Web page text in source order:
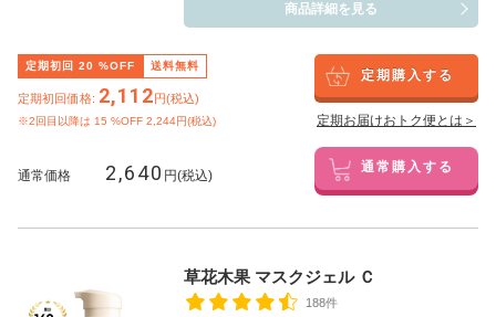
商品詳細を見る
定期初回 20 %OFF 送料無料
定期初回価格: 2,112円(税込)
※2回目以降は 15 %OFF 2,244円(税込)
定期購入する
定期お届けおトク便とは＞
通常価格 2,640 円(税込) 通常購入する
草花木果 マスクジェル Ｃ
188件